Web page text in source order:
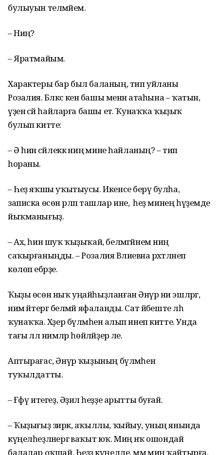
булыуын теләмәйем.
– Ниңә?
– Яратмайым.
Характеры бар был баланың, тип уйланы
Розалия. Бәләкәс кенә башы менән атаһына – ҡатын,
үҙенә әсәй һайларға башы етә. Ҡунаҡҡа ҡыҙыҡ
булып китте:
– Ә һин әсәйлеккә ниңә мине һайланың? – тип
һораны.
– Һеҙ яҡшы уҡытыусы. Икенсе берәү булһа,
записка өсөн әрләп ташлар ине, ә һеҙ минең һүҙемде
йыҡманығыҙ.
– Ах, һин шуҡ ҡыҙыҡай, белмәгәйнем ниңә
саҡырғаныңды. – Розалия Вәлиевна рәхәтләнеп
көлөп ебәрҙе.
Ҡыҙы өсөн ныҡ уңайһыҙланған Әнүәр ни эшләргә,
нимә әйтергә белмәй яфаланды. Сат йәбеште ләһә
ҡунаҡҡа. Хәҙер бүлмәһенә алып инеп китте. Унда
тағы әллә нимәләр һөйләйҙер әле.
Аптырағас, Әнүәр ҡыҙының бүлмәһенә
туҡылдатты.
– Ғәфү итегеҙ, Әҙилә һеҙҙе арытты буғай.
– Ҡыҙығыҙ зирәк, аҡыллы, ҡыйыу, уның янында
күңелһеҙләнергә ваҡыт юҡ. Миңә нәҡ ошондай
балалар оҡшай. Һеҙҙә күңелле, әммә миңә ҡайтырға,